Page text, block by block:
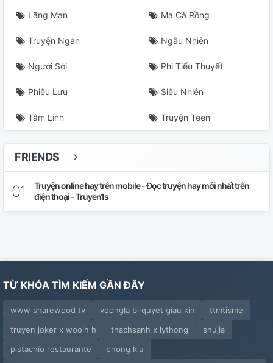
Lãng Mạn Ma Cà Rồng
Truyện Ngắn Ngẫu Nhiên
Người Sói Phi Tiểu Thuyết
Phiêu Lưu Siêu Nhiên
Tâm Linh Truyện Teen
FRIENDS
Truyện online hay trên mobile - Đọc truyện hay mới nhất trên
điện thoại - Truyen1s
TỪ KHÓA TÌM KIẾM GẦN ĐÂY
www sharewood tv voongla bi quyet giau kin
ttmtisme
truyen joker x wooin h
thachsanh x lythong
shujia
pistachio restaurante
phong kiu